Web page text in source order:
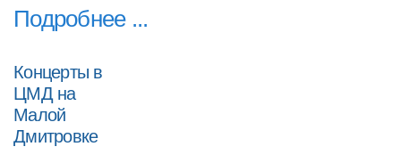
Подробнее ...
Концерты в
ЦМД на
Малой
Дмитровке